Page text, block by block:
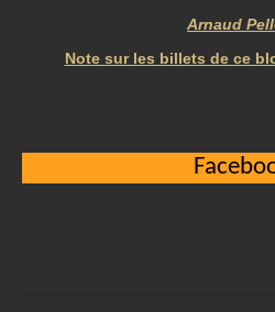
Arnaud
Note sur les billets de ce